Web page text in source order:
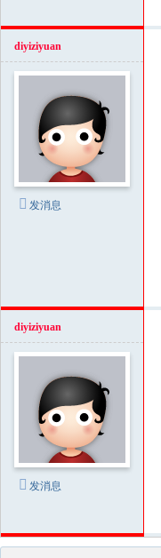
diyiziyuan
发消息
diyiziyuan
发消息